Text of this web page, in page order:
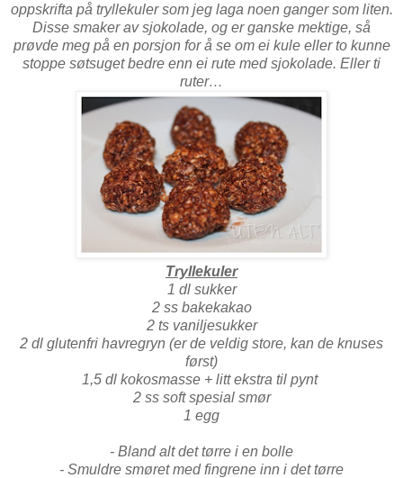
oppskrifta på tryllekuler som jeg laga noen ganger som liten.
Disse smaker av sjokolade, og er ganske mektige, så
prøvde meg på en porsjon for å se om ei kule eller to kunne
stoppe søtsuget bedre enn ei rute med sjokolade. Eller ti
ruter…
Tryllekuler
1 dl sukker
2 ss bakekakao
2 ts vaniljesukker
2 dl glutenfri havregryn (er de veldig store, kan de knuses
først)
1,5 dl kokosmasse + litt ekstra til pynt
2 ss soft spesial smør
1 egg
- Bland alt det tørre i en bolle
- Smuldre smøret med fingrene inn i det tørre